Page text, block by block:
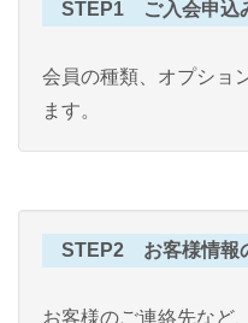
STEP1 ご入会申込
会員の種類、オプショ
ます。
STEP2 お客様情報
お客様のご連絡先など